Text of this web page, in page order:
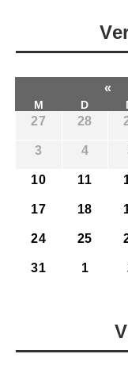
«
M D
27 28
3 4
10 11
17 18
24 25
31 1